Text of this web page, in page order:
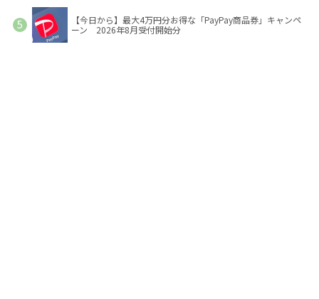
【今日から】最大4万円分お得な「PayPay商品券」キャンペ
ーン 2026年8月受付開始分